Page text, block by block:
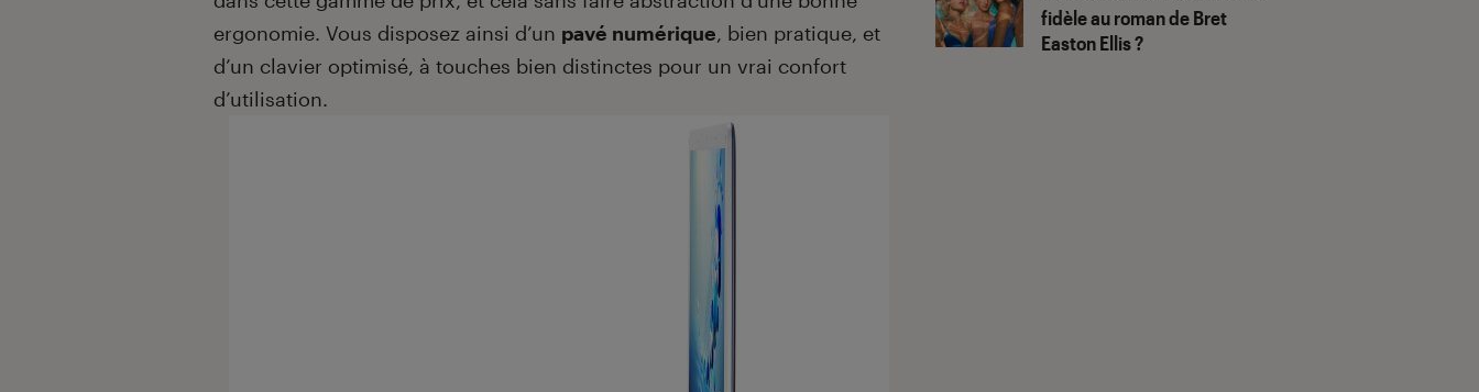
ergonomie. Vous disposez ainsi d’un pavé numérique, bien pratique, et
d’un clavier optimisé, à touches bien distinctes pour un vrai confort
d’utilisation.
fidèle au roman de Bret
Easton Ellis ?